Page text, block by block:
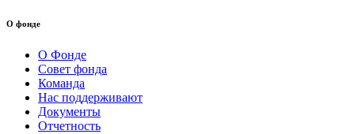
О фонде
О Фонде
Совет фонда
Команда
Нас поддерживают
Документы
Отчетность